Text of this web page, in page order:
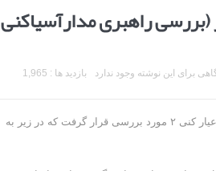
راهبری مدارآسیاکنی
برای این نوشته وجود ندارد
بازدید ها : 1,965
در این ارائه که در تاریخ ۲۰ دی ماه ۱۳۹۷ برگزار شد برخی مسائل مربوط به مدار آسیاکنی کارخانه پرعیار کنی ۲ مورد بررسی قرار گرفت که در زیر به